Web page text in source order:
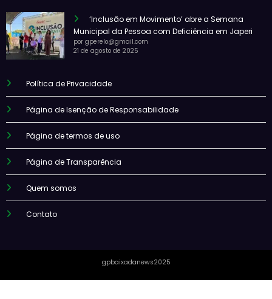
‘Inclusão em Movimento’ abre a Semana
Municipal da Pessoa com Deficiência em Japeri
por gperelo@gmail.com
21 de agosto de 2025
Política de Privacidade
Página de Isenção de Responsabilidade
Página de termos de uso
Página de Transparência
Quem somos
Contato
gpbaixadanews2025